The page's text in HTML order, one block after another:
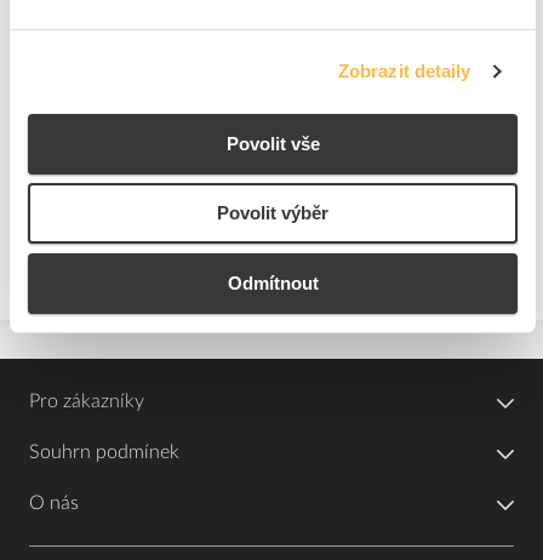
Zobrazit detaily
Povolit vše
Povolit výběr
Odmítnout
Zobrazit
Pro zákazníky
Souhrn podmínek
O nás